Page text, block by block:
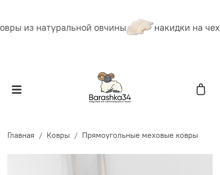
из натуральной овчины накидки на
Главная Ковры Прямоугольные меховые ковры